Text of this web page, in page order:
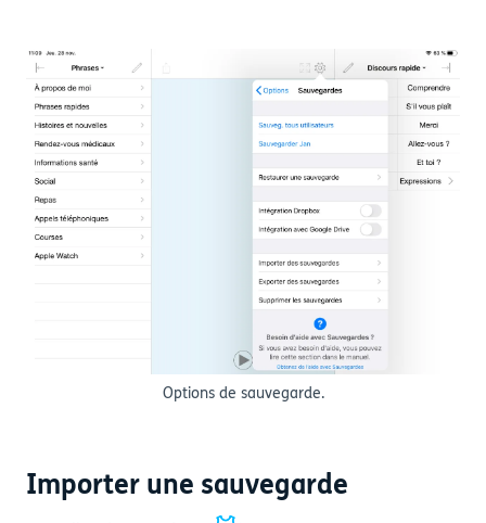
Options de sauvegarde.
Importer une sauvegarde